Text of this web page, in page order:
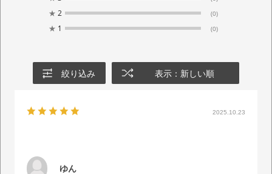
★ 2 (0)
★ 1 (0)
絞り込み 表示：新しい順
2025.10.23
ゆん